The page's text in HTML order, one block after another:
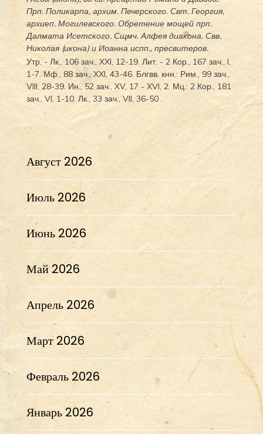
Прп. Поликарпа, архим. Печерского. Свт. Георгия,
архиеп. Могилевского. Обретение мощей прп.
ДалматаИсетского. Сщмч.Алфеядиакона. Свв.
Николая(икона) и Иоаннаиспп., пресвитеров.
Утр. - Лк., 106 зач., XXI, 12-19. Лит. - 2 Кор., 167 зач., I,
1-7. Мф., 88 зач., XXI, 43-46. Блгвв. кнн.: Рим., 99 зач.,
VIII, 28-39. Ин., 52 зач., XV, 17 - XVI, 2. Мц.: 2 Кор., 181
зач., VI, 1-10. Лк., 33 зач., VII, 36-50 .
Август 2026
Июль 2026
Июнь 2026
Май 2026
Апрель 2026
Март 2026
Февраль 2026
Январь 2026